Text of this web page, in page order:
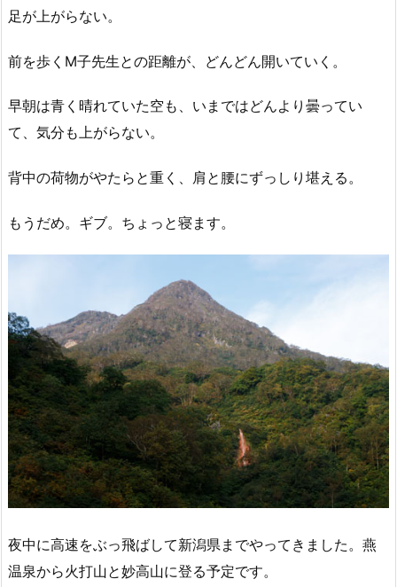
足が上がらない。
前を歩くM子先生との距離が、どんどん開いていく。
早朝は青く晴れていた空も、いまではどんより曇ってい
て、気分も上がらない。
背中の荷物がやたらと重く、肩と腰にずっしり堪える。
もうだめ。ギブ。ちょっと寝ます。
夜中に高速をぶっ飛ばして新潟県までやってきました。燕
温泉から火打山と妙高山に登る予定です。